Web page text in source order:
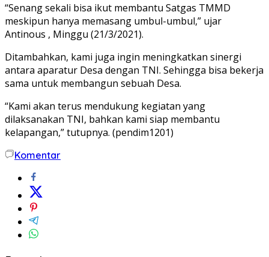
“Senang sekali bisa ikut membantu Satgas TMMD
meskipun hanya memasang umbul-umbul,” ujar
Antinous , Minggu (21/3/2021).
Ditambahkan, kami juga ingin meningkatkan sinergi
antara aparatur Desa dengan TNI. Sehingga bisa bekerja
sama untuk membangun sebuah Desa.
“Kami akan terus mendukung kegiatan yang
dilaksanakan TNI, bahkan kami siap membantu
kelapangan,” tutupnya. (pendim1201)
Komentar